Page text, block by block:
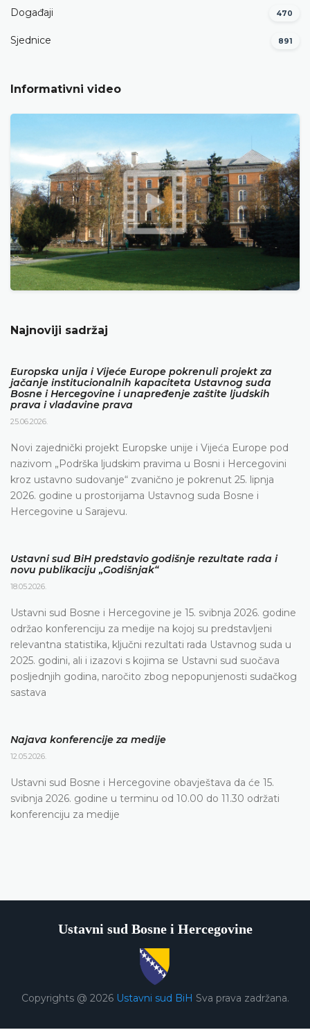
Događaji 470
Sjednice 891
Informativni video
Najnoviji sadržaj
Europska unija i Vijeće Europe pokrenuli projekt za
jačanje institucionalnih kapaciteta Ustavnog suda
Bosne i Hercegovine i unapređenje zaštite ljudskih
prava i vladavine prava
25.06.2026.
Novi zajednički projekt Europske unije i Vijeća Europe pod
nazivom „Podrška ljudskim pravima u Bosni i Hercegovini
kroz ustavno sudovanje“ zvanično je pokrenut 25. lipnja
2026. godine u prostorijama Ustavnog suda Bosne i
Hercegovine u Sarajevu.
Ustavni sud BiH predstavio godišnje rezultate rada i
novu publikaciju „Godišnjak“
18.05.2026.
Ustavni sud Bosne i Hercegovine je 15. svibnja 2026. godine
održao konferenciju za medije na kojoj su predstavljeni
relevantna statistika, ključni rezultati rada Ustavnog suda u
2025. godini, ali i izazovi s kojima se Ustavni sud suočava
posljednjih godina, naročito zbog nepopunjenosti sudačkog
sastava
Najava konferencije za medije
12.05.2026.
Ustavni sud Bosne i Hercegovine obavještava da će 15.
svibnja 2026. godine u terminu od 10.00 do 11.30 održati
konferenciju za medije
Ustavni sud Bosne i Hercegovine
Copyrights @ 2026 Ustavni sud BiH Sva prava zadržana.